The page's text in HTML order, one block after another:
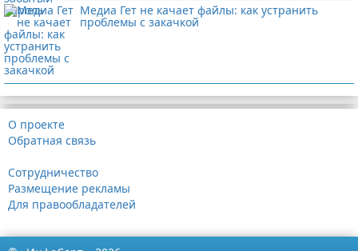
Медиа Гет не качает файлы: как устранить
проблемы с закачкой
О проекте
Обратная связь
Сотрудничество
Размещение рекламы
Для правообладателей